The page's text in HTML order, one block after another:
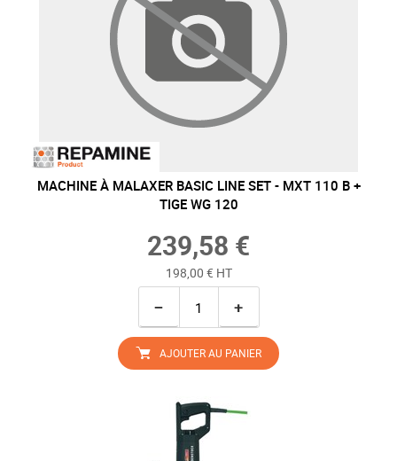
MACHINE À MALAXER BASIC LINE SET - MXT 110 B +
TIGE WG 120
239,58 €
198,00 € HT
− +
AJOUTER AU PANIER